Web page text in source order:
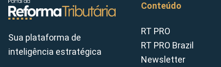
Sua plataforma de
inteligência estratégica
Conteúdo
RT PRO
RT PRO Brazil
Newsletter